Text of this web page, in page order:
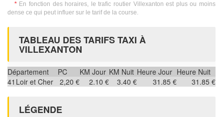
*En fonction des horaires, le trafic routier Villexanton est plus ou moins
dense ce qui peut influer sur le tarif de la course.
TABLEAU DES TARIFS TAXI À
VILLEXANTON
Département PC KM Jour KM Nuit Heure Jour Heure Nuit
41 Loir et Cher 2,20 € 2.10 € 3.40 € 31.85 € 31.85 €
LÉGENDE